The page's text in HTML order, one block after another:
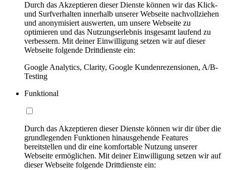
Durch das Akzeptieren dieser Dienste können wir das Klick-
und Surfverhalten innerhalb unserer Webseite nachvollziehen
und anonymisiert auswerten, um unsere Webseite zu
optimieren und das Nutzungserlebnis insgesamt laufend zu
verbessern. Mit deiner Einwilligung setzen wir auf dieser
Webseite folgende Drittdienste ein:
Google Analytics, Clarity, Google Kundenrezensionen, A/B-
Testing
Funktional
Durch das Akzeptieren dieser Dienste können wir dir über die
grundlegenden Funktionen hinausgehende Features
bereitstellen und dir eine komfortable Nutzung unserer
Webseite ermöglichen. Mit deiner Einwilligung setzen wir auf
dieser Webseite folgende Drittdienste ein: